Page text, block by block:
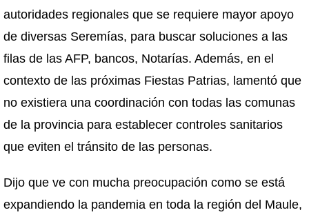
autoridades regionales que se requiere mayor apoyo
de diversas Seremías, para buscar soluciones a las
filas de las AFP, bancos, Notarías. Además, en el
contexto de las próximas Fiestas Patrias, lamentó que
no existiera una coordinación con todas las comunas
de la provincia para establecer controles sanitarios
que eviten el tránsito de las personas.
Dijo que ve con mucha preocupación como se está
expandiendo la pandemia en toda la región del Maule,